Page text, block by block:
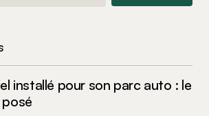
installé pour son parc auto : le